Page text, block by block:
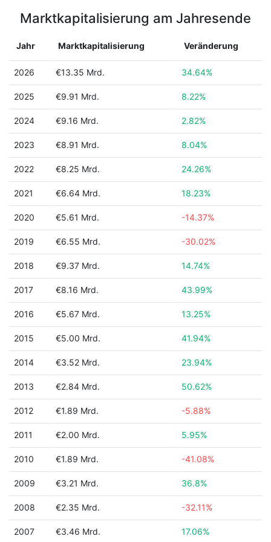
Marktkapitalisierung am Jahresende
Jahr Marktkapitalisierung Veränderung
2026 €13.35 Mrd. 34.64%
2025 €9.91 Mrd. 8.22%
2024 €9.16 Mrd. 2.82%
2023 €8.91 Mrd. 8.04%
2022 €8.25 Mrd. 24.26%
2021 €6.64 Mrd. 18.23%
2020 €5.61 Mrd. -14.37%
2019 €6.55 Mrd. -30.02%
2018 €9.37 Mrd. 14.74%
2017 €8.16 Mrd. 43.99%
2016 €5.67 Mrd. 13.25%
2015 €5.00 Mrd. 41.94%
2014 €3.52 Mrd. 23.94%
2013 €2.84 Mrd. 50.62%
2012 €1.89 Mrd. -5.88%
2011 €2.00 Mrd. 5.95%
2010 €1.89 Mrd. -41.08%
2009 €3.21 Mrd. 36.8%
2008 €2.35 Mrd. -32.11%
2007 €3.46 Mrd. 17.06%